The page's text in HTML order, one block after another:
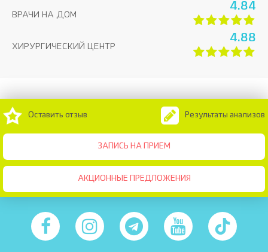
ВРАЧИ НА ДОМ
4.84
ХИРУРГИЧЕСКИЙ ЦЕНТР
4.88
ЗАПИСЬ НА ПРИЕМ
Оставить отзыв Результаты анализов
АКЦИОННЫЕ ПРЕДЛОЖЕНИЯ